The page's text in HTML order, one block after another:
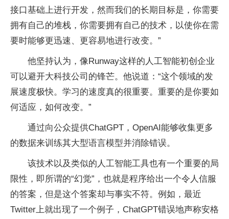
接口基础上进行开发，然而我们的长期目标是，你需要
拥有自己的堆栈，你需要拥有自己的技术，以使你在需
要时能够更迅速、更容易地进行改变。”
他坚持认为，像Runway这样的人工智能初创企业
可以避开大科技公司的锋芒。他说道：“这个领域的发
展速度极快。学习的速度真的很重要。重要的是你要如
何适应，如何改变。”
通过向公众提供ChatGPT，OpenAI能够收集更多
的数据来训练其大型语言模型并消除错误。
该技术以及类似的人工智能工具也有一个重要的局
限性，即所谓的“幻觉”，也就是程序给出一个令人信服
的答案，但是这个答案却与事实不符。例如，最近
Twitter上就出现了一个例子，ChatGPT错误地声称安格